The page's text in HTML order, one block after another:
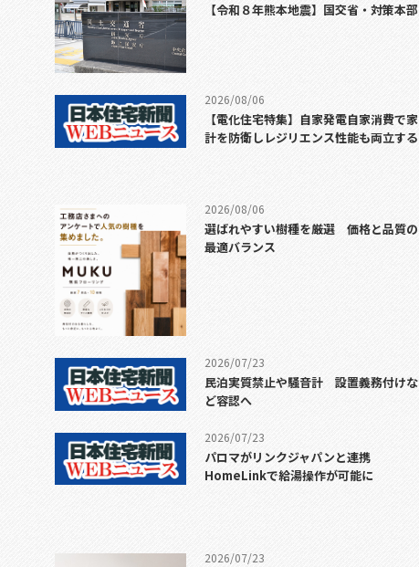
【令和８年熊本地震】国交省・対策本部
2026/08/06
【電化住宅特集】自家発電自家消費で家
計を防衛しレジリエンス性能も両立する
2026/08/06
選ばれやすい樹種を厳選 価格と品質の
最適バランス
2026/07/23
民泊実質禁止や騒音計 設置義務付けな
ど容認へ
2026/07/23
パロマがリンクジャパンと連携
HomeLinkで給湯操作が可能に
2026/07/23